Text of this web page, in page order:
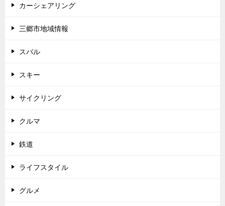
カーシェアリング
三郷市地域情報
スバル
スキー
サイクリング
クルマ
鉄道
ライフスタイル
グルメ